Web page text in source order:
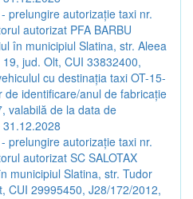
prelungire autorizație taxi nr.
autorizat PFA BARBU
în municipiul Slatina, str. Aleea
jud. Olt, CUI 33832400,
cu destinația taxi OT-15-
identificare/anul de fabricație
valabilă de la data de
prelungire autorizație taxi nr.
autorizat SC SALOTAX
municipiul Slatina, str. Tudor
CUI 29995450, J28/172/2012,